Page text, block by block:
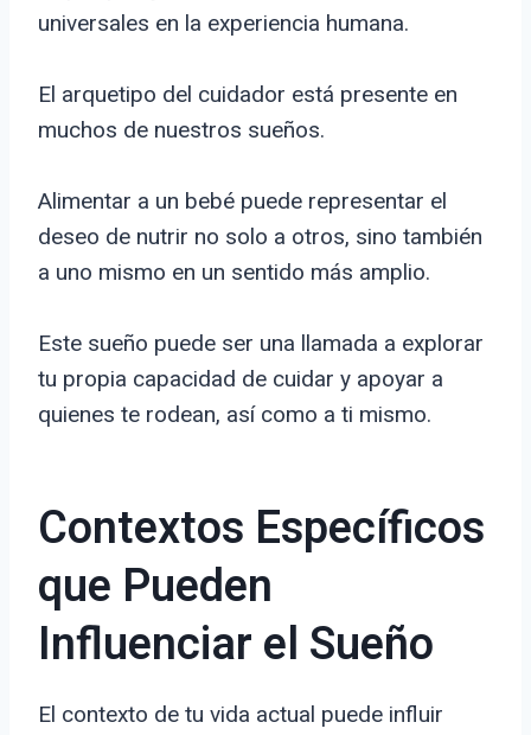
universales en la experiencia humana.
El arquetipo del cuidador está presente en
muchos de nuestros sueños.
Alimentar a un bebé puede representar el
deseo de nutrir no solo a otros, sino también
a uno mismo en un sentido más amplio.
Este sueño puede ser una llamada a explorar
tu propia capacidad de cuidar y apoyar a
quienes te rodean, así como a ti mismo.
Contextos Específicos
que Pueden
Influenciar el Sueño
El contexto de tu vida actual puede influir